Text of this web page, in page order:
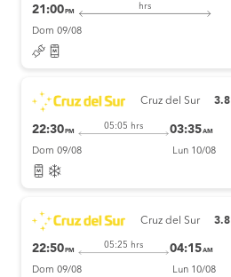
21:00 PM
hrs
Dom 09/08
Cruz del Sur 3.8
22:30 PM
05:05 hrs 03:35AM
Dom 09/08 Lun 10/08
Cruz del Sur 3.8
22:50 PM
05:25 hrs 04:15AM
Dom 09/08 Lun 10/08